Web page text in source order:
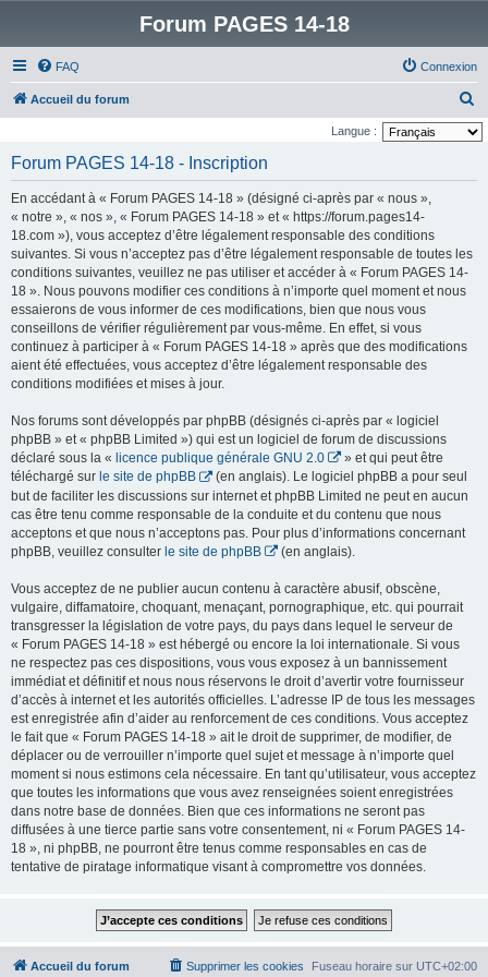
Forum PAGES 14-18
FAQ Connexion
Accueil du forum
e
Langue :
Forum PAGES 14-18 - Inscription
En accédant à « Forum PAGES 14-18 » (désigné ci-après par « nous »,
« notre », « nos », « Forum PAGES 14-18 » et « https://forum.pages14-
18.com »), vous acceptez d’être légalement responsable des conditions
suivantes. Si vous n’acceptez pas d’être légalement responsable de toutes les
conditions suivantes, veuillez ne pas utiliser et accéder à « Forum PAGES 14-
18 ». Nous pouvons modifier ces conditions à n’importe quel moment et nous
essaierons de vous informer de ces modifications, bien que nous vous
conseillons de vérifier régulièrement par vous-même. En effet, si vous
continuez à participer à « Forum PAGES 14-18 » après que des modifications
aient été effectuées, vous acceptez d’être légalement responsable des
conditions modifiées et mises à jour.
Nos forums sont développés par phpBB (désignés ci-après par « logiciel
phpBB » et « phpBB Limited ») qui est un logiciel de forum de discussions
déclaré sous la « licence publique générale GNU 2.0
» et qui peut être
téléchargé sur le site de phpBB
(en anglais). Le logiciel phpBB a pour seul
but de faciliter les discussions sur internet et phpBB Limited ne peut en aucun
cas être tenu comme responsable de la conduite et du contenu que nous
acceptons et que nous n’acceptons pas. Pour plus d’informations concernant
phpBB, veuillez consulter le site de phpBB (en anglais).
Vous acceptez de ne publier aucun contenu à caractère abusif, obscène,
vulgaire, diffamatoire, choquant, menaçant, pornographique, etc. qui pourrait
transgresser la législation de votre pays, du pays dans lequel le serveur de
« Forum PAGES 14-18 » est hébergé ou encore la loi internationale. Si vous
ne respectez pas ces dispositions, vous vous exposez à un bannissement
immédiat et définitif et nous nous réservons le droit d’avertir votre fournisseur
d’accès à internet et les autorités officielles. L’adresse IP de tous les messages
est enregistrée afin d’aider au renforcement de ces conditions. Vous acceptez
le fait que « Forum PAGES 14-18 » ait le droit de supprimer, de modifier, de
déplacer ou de verrouiller n’importe quel sujet et message à n’importe quel
moment si nous estimons cela nécessaire. En tant qu’utilisateur, vous acceptez
que toutes les informations que vous avez renseignées soient enregistrées
dans notre base de données. Bien que ces informations ne seront pas
diffusées à une tierce partie sans votre consentement, ni « Forum PAGES 14-
18 », ni phpBB, ne pourront être tenus comme responsables en cas de
tentative de piratage informatique visant à compromettre vos données.
Accueil du forum Fuseau horaire sur UTC+02:00
Supprimer les cookies